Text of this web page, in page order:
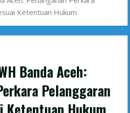
Ketentuan Hukum
Banda Aceh:
Pelanggaran